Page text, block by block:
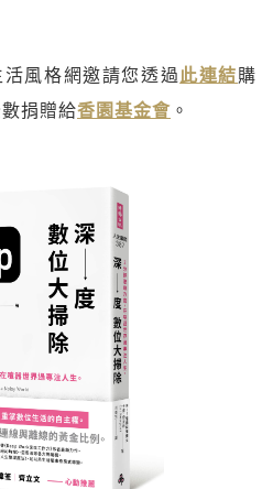
風格網邀請您透過此連結購
捐贈給香園基金會 。